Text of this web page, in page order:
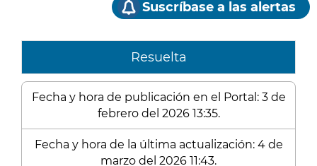
Suscríbase a las alertas
Resuelta
Fecha y hora de publicación en el Portal: 3 de
febrero del 2026 13:35.
Fecha y hora de la última actualización: 4 de
marzo del 2026 11:43.